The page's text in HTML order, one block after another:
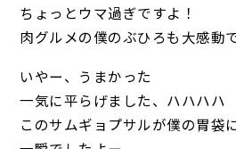
ちょっとウマ過ぎですよ！
肉グルメの僕のぶひろも大感動
いやー、うまかった
一気に平らげました、ハハハハ
このサムギョプサルが僕の胃袋